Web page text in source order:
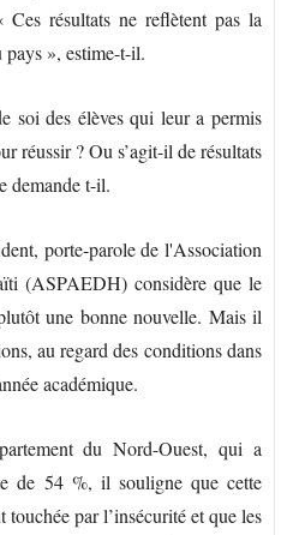
Ces résultats ne reflètent pas la
», estime-t-il.
soi des élèves qui leur a permis
réussir ? Ou s’agit-il de résultats
demande t-il.
porte-parole de l'Association
(ASPAEDH) considère que le
une bonne nouvelle. Mais il
au regard des conditions dans
académique.
du Nord-Ouest, qui a
de 54 %, il souligne que cette
touchée par l’insécurité et que les